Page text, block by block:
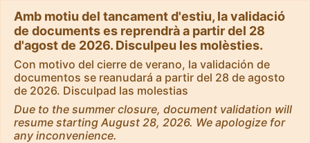
Amb motiu del tancament d'estiu, la validació
de documents es reprendrà a partir del 28
d'agost de 2026. Disculpeu les molèsties.
Con motivo del cierre de verano, la validación de
documentos se reanudará a partir del 28 de agosto
de 2026. Disculpad las molestias
Due to the summer closure, document validation will
resume starting August 28, 2026. We apologize for
any inconvenience.